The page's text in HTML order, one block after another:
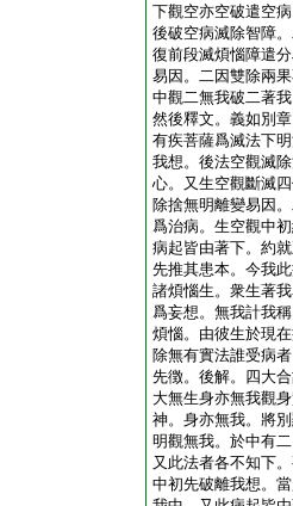
下觀空亦空破遣空
後破空病滅除智障
復前段滅煩惱障遣
易因。二因雙除兩
中觀二無我破二著
然後釋文。義如別
有疾菩薩爲滅法下
我想。後法空觀滅
心。又生空觀斷滅
除捨無明離變易因
爲治病。生空觀中
病起皆由著下。約
先推其患本。今我
諸煩惱生。衆生著
爲妄想。無我計我
煩惱。由彼生於現
除無有實法誰受病
先徴。後解。四大
大無生身亦無我觀
神。身亦無我。將
明觀無我。於中有
又此法者各不知下
中初先破離我想。